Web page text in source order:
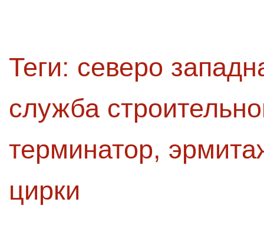
Теги: северо
служба
терминатор,
цирки